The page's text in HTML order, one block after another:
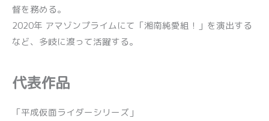
督を務める。
2020年 アマゾンプライムにて「湘南純愛組！」を演出する
など、多岐に渡って活躍する。
代表作品
「平成仮面ライダーシリーズ」